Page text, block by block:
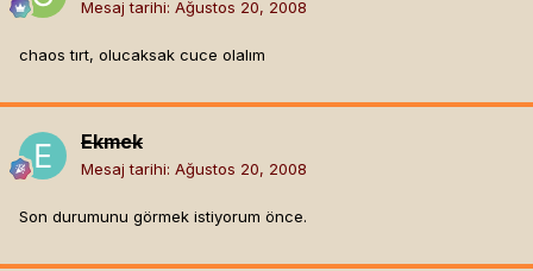
Mesaj tarihi: Ağustos 20, 2008
chaos tırt, olucaksak cuce olalım
Ekmek
Mesaj tarihi: Ağustos 20, 2008
Son durumunu görmek istiyorum önce.